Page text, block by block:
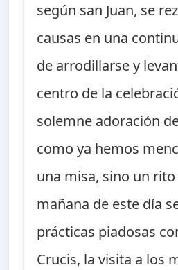
según san Juan, se
causas en una
de arrodillarse y
centro de la
solemne adoración
como ya hemos
una misa, sino un
mañana de este día
prácticas piadosas
Crucis, la visita a los